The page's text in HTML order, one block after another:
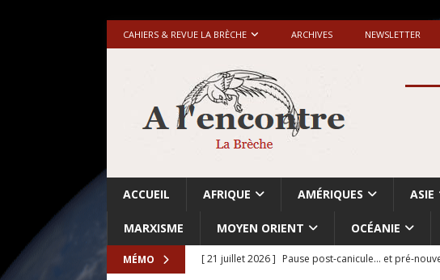
CAHIERS & REVUE LA BRÈCHE ARCHIVES NEWSLETTER
ACCUEIL AFRIQUE AMÉRIQUES ASIE
MARXISME MOYEN ORIENT OCÉANIE
MÉMO [ 21 juillet 2026 ] Pause post-canicule… et pré-